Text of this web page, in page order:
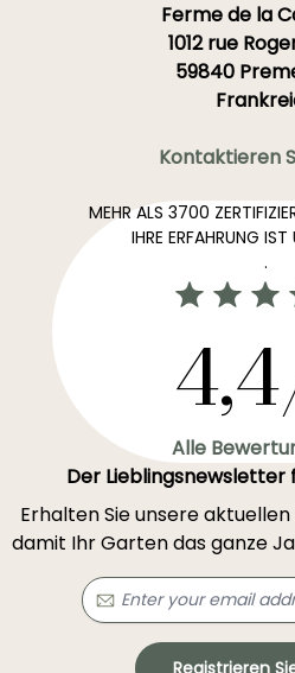
Ferme de la
1012 rue
59840
Kontaktieren
MEHR ALS 3700
IHRE ERFAHRUNG
.
Alle
Der
Erhalten Sie unsere
damit Ihr Garten das ganze
Registrieren